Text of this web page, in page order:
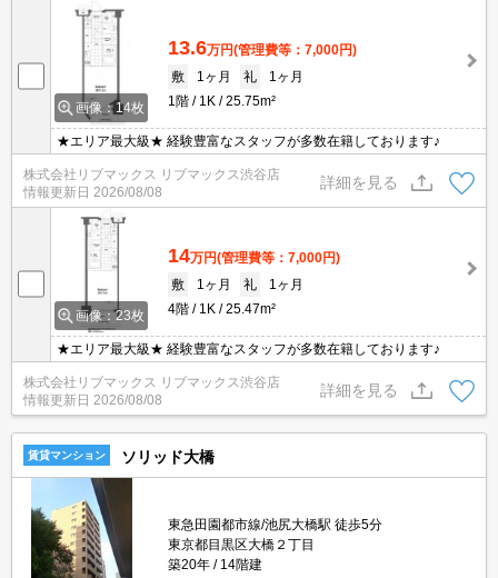
画像：14枚
13.6万円(管理費等：7,000円)
敷
1ヶ月 礼
1ヶ月
1階
1K 25.75m²
★エリア最大級★ 経験豊富なスタッフが多数在籍しております♪
株式会社リブマックス リブマックス渋谷店
情報更新日 2026/08/08
詳細を見る
画像：23枚
14万円(管理費等：7,000円)
敷
1ヶ月 礼
1ヶ月
4階
1K 25.47m²
★エリア最大級★ 経験豊富なスタッフが多数在籍しております♪
株式会社リブマックス リブマックス渋谷店
情報更新日 2026/08/08
詳細を見る
賃貸マンション ソリッド大橋
東急田園都市線/池尻大橋駅 徒歩5分
東京都目黒区大橋２丁目
築20年
14階建